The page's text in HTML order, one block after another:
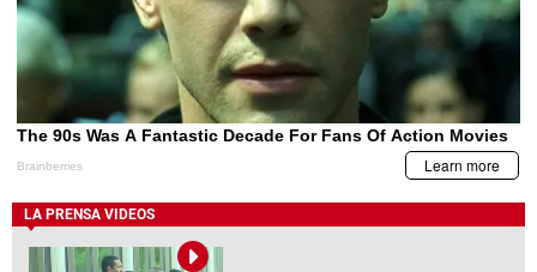
LA PRENSA VIDEOS